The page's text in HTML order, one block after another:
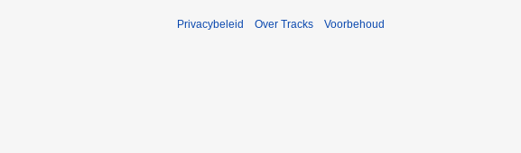
n
e
s
Privacybeleid Over Tracks Voorbehoud